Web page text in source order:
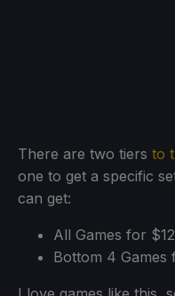
There are two tiers to
one to get a specific
can get:
All Games for $12
Bottom 4 Games